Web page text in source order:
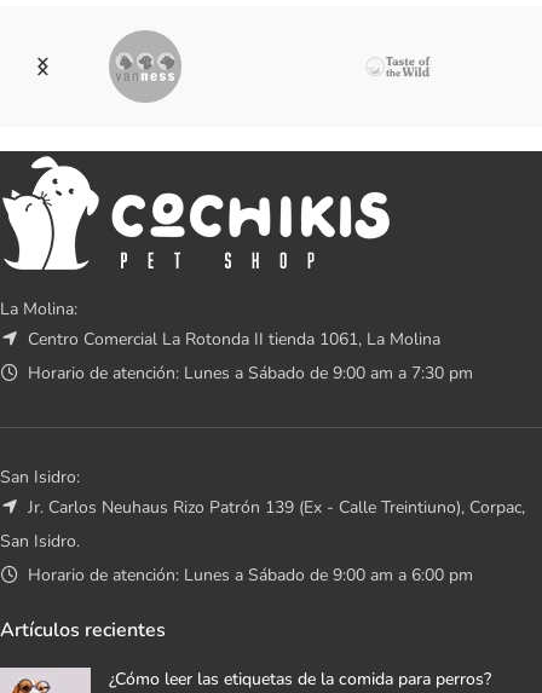
La Molina:
Centro Comercial La Rotonda II tienda 1061, La Molina
Horario de atención: Lunes a Sábado de 9:00 am a 7:30 pm
San Isidro:
Jr. Carlos Neuhaus Rizo Patrón 139 (Ex - Calle Treintiuno), Corpac,
San Isidro.
Horario de atención: Lunes a Sábado de 9:00 am a 6:00 pm
Artículos recientes
¿Cómo leer las etiquetas de la comida para perros?